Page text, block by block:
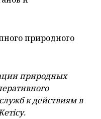
природного
природных
к действиям в
iсу.